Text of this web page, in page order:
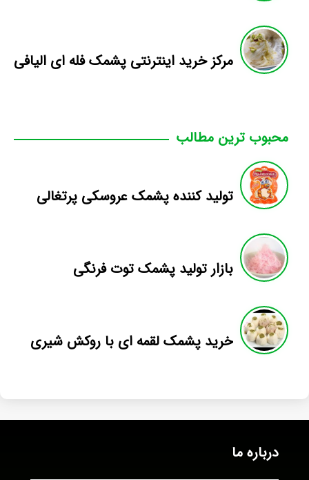
مرکز خرید اینترنتی پشمک فله ای الیافی
محبوب ترین مطالب
تولید کننده پشمک عروسکی پرتغالی
بازار تولید پشمک توت فرنگی
خرید پشمک لقمه ای با روکش شیری
درباره ما